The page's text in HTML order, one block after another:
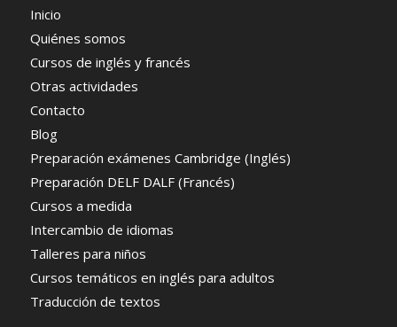
Inicio
Quiénes somos
Cursos de inglés y francés
Otras actividades
Contacto
Blog
Preparación exámenes Cambridge (Inglés)
Preparación DELF DALF (Francés)
Cursos a medida
Intercambio de idiomas
Talleres para niños
Cursos temáticos en inglés para adultos
Traducción de textos